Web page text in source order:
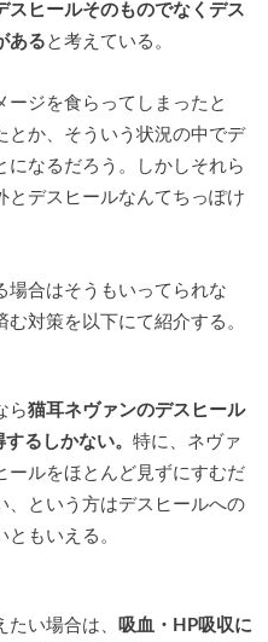
スヒールそのものでなくデス
ある と考えている。
ージを食らってしまったと
とか、そういう状況の中でデ
になるだろう。しかしそれら
とデスヒールなんてちっぽけ
場合はそうもいってられな
対策を以下にて紹介する。
ら猫耳ネヴァンのデスヒール
るしかない。 特に、ネヴァ
ールをほとんど見ずにすむだ
、という方はデスヒールへの
もいえる。
い場合は、
吸血・HP吸収に